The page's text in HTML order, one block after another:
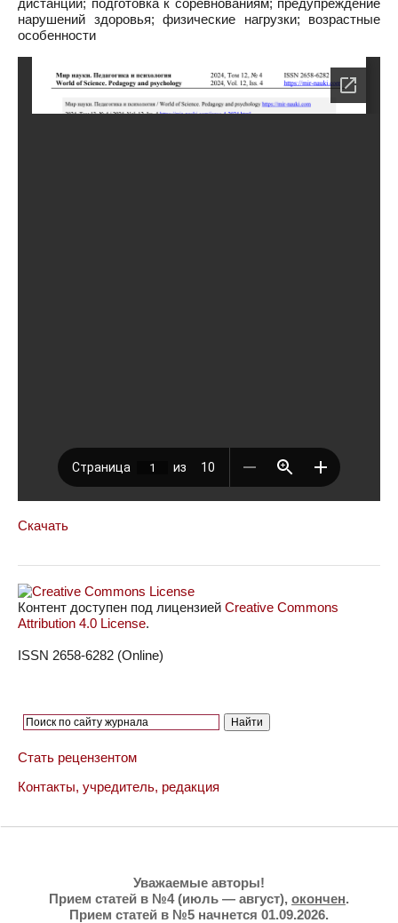
дистанции; подготовка к соревнованиям; предупреждение
нарушений здоровья; физические нагрузки; возрастные
особенности
Скачать
Контент доступен под лицензией Creative Commons
Attribution 4.0 License.
ISSN 2658-6282 (Online)
Стать рецензентом
Контакты, учредитель, редакция
Уважаемые авторы!
Прием статей в №4 (июль — август), окончен.
Прием статей в №5 начнется 01.09.2026.